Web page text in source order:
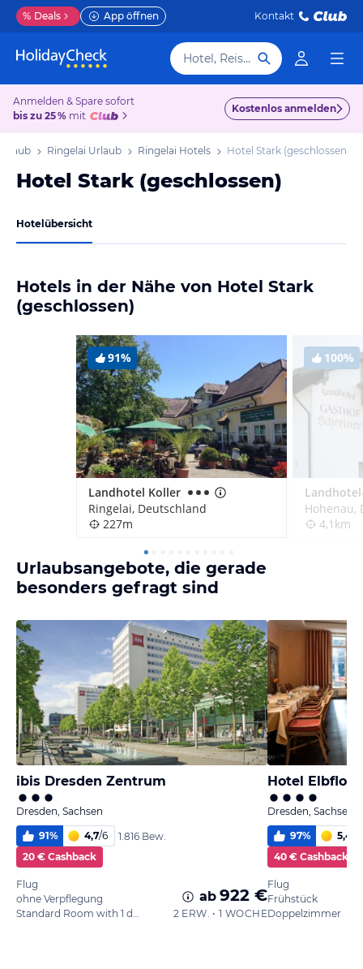
% Deals App öffnen Kontakt
Hotel, Reiseziel
Anmelden & Spare sofort
bis zu 25 % mit
Kostenlos anmelden
Ringelai Urlaub Ringelai Hotels Hotel Stark (geschlossen)
Hotel Stark (geschlossen)
Hotelübersicht
Hotels in der Nähe von Hotel Stark
(geschlossen)
91%
Landhotel Koller
Ringelai, Deutschland
227m
100%
Hohenau,
4,1km
Urlaubsangebote, die gerade
besonders gefragt sind
ibis Dresden Zentrum
Dresden, Sachsen
91% 4,7/6
1.816 Bew.
20 € Cashback
Flug
ohne Verpflegung
Standard Room with 1 double bed 160 x 200 cm
ab 922 €
2 ERW. • 1 WOCHE
Hotel
Dresden, Sachsen
97% 5,4
40 € Cashback
Flug
Frühstück
Doppelzimmer